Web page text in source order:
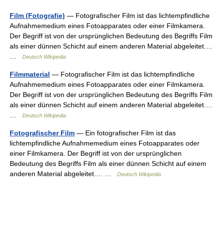
Film (Fotografie) — Fotografischer Film ist das lichtempfindliche
Aufnahmemedium eines Fotoapparates oder einer Filmkamera.
Der Begriff ist von der ursprünglichen Bedeutung des Begriffs Film
als einer dünnen Schicht auf einem anderen Material abgeleitet.…
Deutsch Wikipedia
Filmmaterial — Fotografischer Film ist das lichtempfindliche
Aufnahmemedium eines Fotoapparates oder einer Filmkamera.
Der Begriff ist von der ursprünglichen Bedeutung des Begriffs Film
als einer dünnen Schicht auf einem anderen Material abgeleitet.…
Deutsch Wikipedia
Fotografischer Film — Ein fotografischer Film ist das
lichtempfindliche Aufnahmemedium eines Fotoapparates oder
einer Filmkamera. Der Begriff ist von der ursprünglichen
Bedeutung des Begriffs Film als einer dünnen Schicht auf einem
anderen Material abgeleitet.… …
Deutsch Wikipedia